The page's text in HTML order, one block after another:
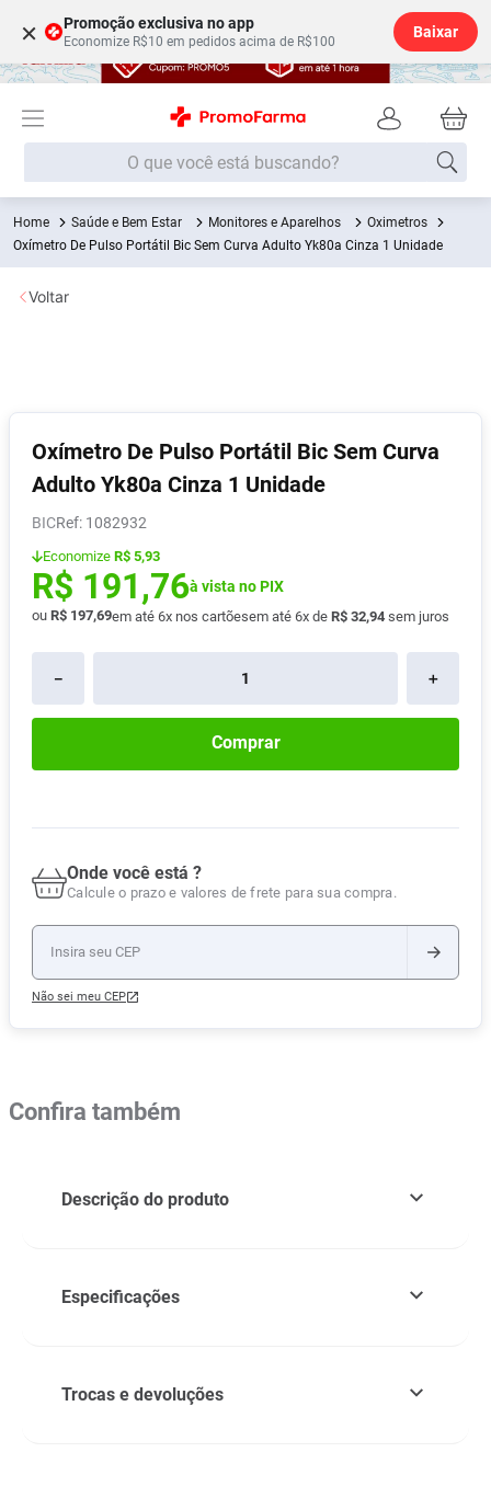
× Promoção exclusiva no app
Economize R$10 em pedidos acima de R$100
Baixar
O que você está buscando?
Saúde e Bem Estar Monitores e Aparelhos
Oximetros
Oxímetro De Pulso Portátil Bic Sem Curva Adulto Yk80a Cinza 1 Unidade
Oxímetro De Pulso Portátil Bic Sem Curva
Adulto Yk80a Cinza 1 Unidade
BIC : 1082932
Economize R$ 5,93
R$ 191,76à vista no PIX
ou R$ 197,69em até 6x nos cartõesem até 6x de R$ 32,94 sem juros
＋
－
Comprar
Onde você está ?
Calcule o prazo e valores de frete para sua compra.
Não sei meu CEP
Voltar
Confira também
Descrição do produto
Especificações
Trocas e devoluções
Termos mais buscados
1º Fralda
2
5º Fralda G
6º Shampoo
7 º Desodorante
8º Absorvente
9º Vitamina D
10 Lavitan